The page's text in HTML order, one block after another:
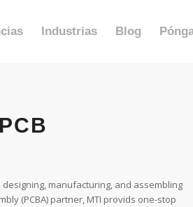
Industrias Blog
manufacturing, and assembling
(PCBA) partner, MTI provids one-stop